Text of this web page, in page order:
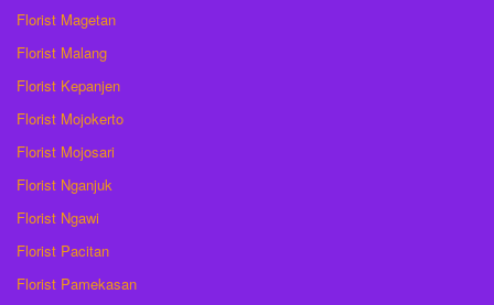
Florist Magetan
Florist Malang
Florist Kepanjen
Florist Mojokerto
Florist Mojosari
Florist Nganjuk
Florist Ngawi
Florist Pacitan
Florist Pamekasan